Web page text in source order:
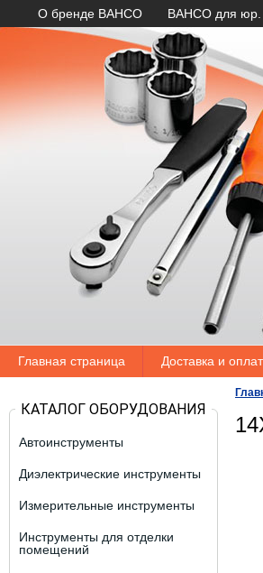
О бренде BAHCO BAHCO для
Главная страница Доставка и
КАТАЛОГ ОБОРУДОВАНИЯ
Автоинструменты
Диэлектрические инструменты
Измерительные инструменты
Инструменты для отделки
помещений